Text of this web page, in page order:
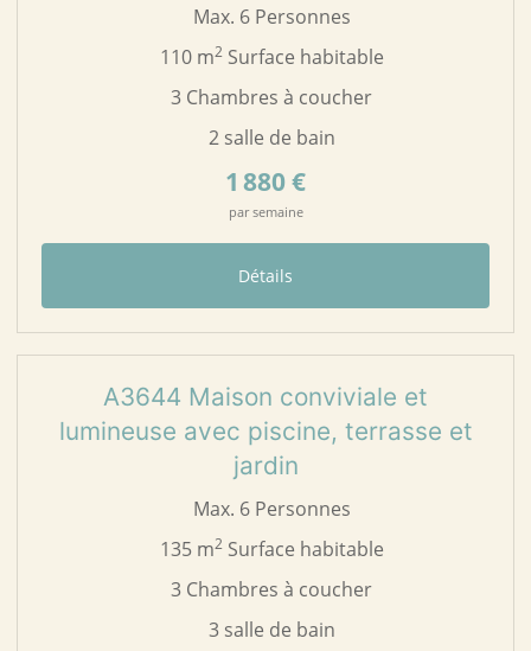
Max. 6 Personnes
110 m2Surface habitable
3 Chambres à coucher
2 salle de bain
1 880 €
par semaine
Détails
17 A3644
A3644 Maison conviviale et
lumineuse avec piscine, terrasse et
jardin
Max. 6 Personnes
135 m2Surface habitable
3 Chambres à coucher
3 salle de bain